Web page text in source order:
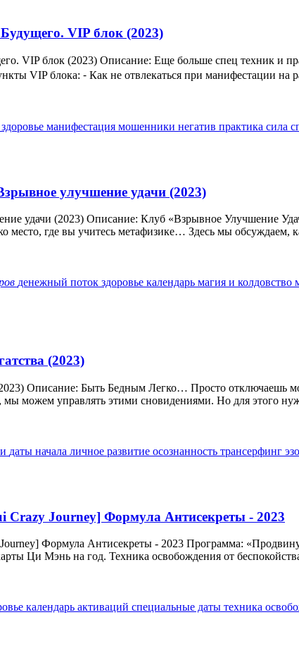
VIP блок (2023)
VIP блок (2023) Описание: Еще больше спец техник и
VIP блока: ⁃ Как не отвлекаться при манифестации на
здоровье манифестация мошенники негатив практика сила
улучшение удачи (2023)
удачи (2023) Описание: Клуб «Взрывное Улучшение
место, где вы учитесь метафизике… Здесь мы обсуждаем,
денежный поток здоровье календарь магия и колдовство
(2023)
Описание: Быть Бедным Легко… Просто отключаешь
можем управлять этими сновидениями. Но для этого
даты начала личное развитие осознанность трансерфинг
Crazy Journey] Формула Антисекреты - 2023
Формула Антисекреты - 2023 Программа:
Ци Мэнь на год. Техника освобождения от
календарь активаций специальные даты техника